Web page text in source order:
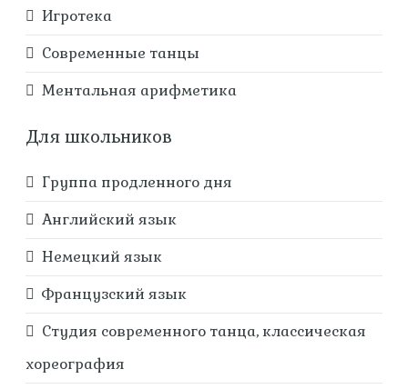
Игротека
Современные танцы
Ментальная арифметика
Для школьников
Группа продленного дня
Английский язык
Немецкий язык
Французский язык
Студия современного танца, классическая
хореография